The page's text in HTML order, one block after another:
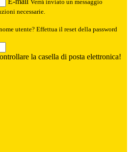
Verrà inviato un messaggio
necessarie.
utente? Effettua il reset della password
la casella di posta elettronica!